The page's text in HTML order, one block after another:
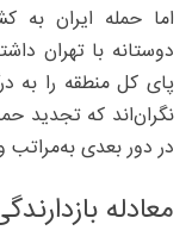
اما حمله ایران
دوستانه با تهران
پای کل منطقه را به
نگران‌اند که تجدید
در دور بعدی به‌مراتب
معادله